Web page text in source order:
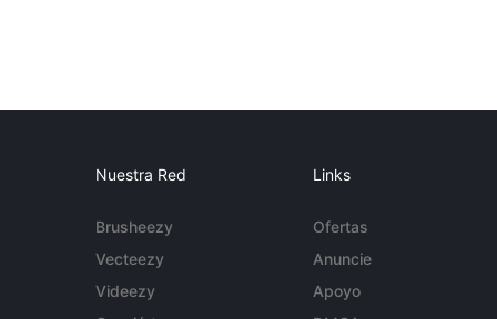
Nuestra Red
Brusheezy
Vecteezy
Videezy
Links
Ofertas
Anuncie
Apoyo